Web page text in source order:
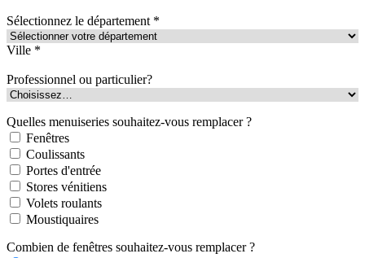
Sélectionnez le département *
Ville *
Professionnel ou particulier?
Quelles menuiseries souhaitez-vous remplacer ?
Fenêtres
Coulissants
Portes d'entrée
Stores vénitiens
Volets roulants
Moustiquaires
Combien de fenêtres souhaitez-vous remplacer ?